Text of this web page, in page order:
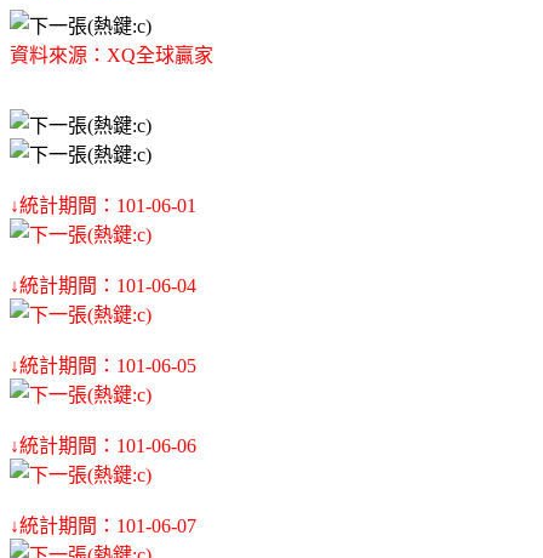
資料來源：XQ全球贏家
↓統計期間：101-06-01
↓統計期間：101-06-04
↓統計期間：101-06-05
↓統計期間：101-06-06
↓統計期間：101-06-07